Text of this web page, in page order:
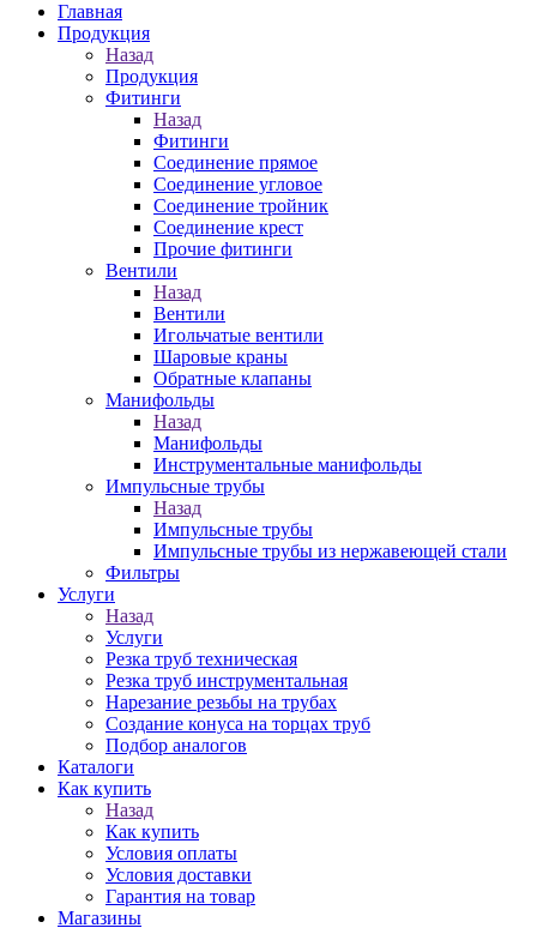
Главная
Продукция
Назад
Продукция
Фитинги
Назад
Фитинги
Соединение прямое
Соединение угловое
Соединение тройник
Соединение крест
Прочие фитинги
Вентили
Назад
Вентили
Игольчатые вентили
Шаровые краны
Обратные клапаны
Манифольды
Назад
Манифольды
Инструментальные манифольды
Импульсные трубы
Назад
Импульсные трубы
Импульсные трубы из нержавеющей стали
Фильтры
Услуги
Назад
Услуги
Резка труб техническая
Резка труб инструментальная
Нарезание резьбы на трубах
Создание конуса на торцах труб
Подбор аналогов
Каталоги
Как купить
Назад
Как купить
Условия оплаты
Условия доставки
Гарантия на товар
Магазины